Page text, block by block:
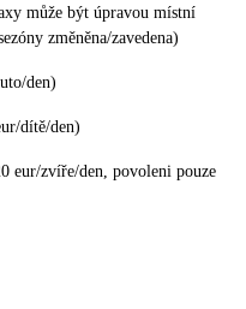
může být úpravou místní
změněna/zavedena)
den)
dítě/den)
eur/zvíře/den, povoleni pouze